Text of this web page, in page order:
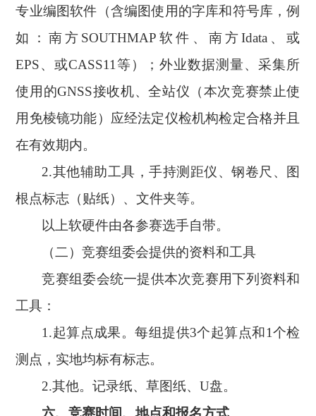
专业编图软件（含编图使用的字库和符号库，例
如：南方SOUTHMAP软件、南方Idata、或
EPS、或CASS11等）；外业数据测量、采集所
使用的GNSS接收机、全站仪（本次竞赛禁止使
用免棱镜功能）应经法定仪检机构检定合格并且
在有效期内。
2.其他辅助工具，手持测距仪、钢卷尺、图
根点标志（贴纸）、文件夹等。
以上软硬件由各参赛选手自带。
（二）竞赛组委会提供的资料和工具
竞赛组委会统一提供本次竞赛用下列资料和
工具：
1.起算点成果。每组提供3个起算点和1个检
测点 ，实地均标有标志。
2.其他。记录纸、草图纸、U盘。